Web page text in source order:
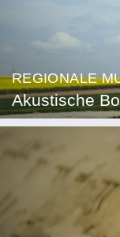
REGIONALE
Akustische